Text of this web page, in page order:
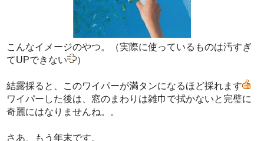
こんなイメージのやつ。（実際に使っているものは汚すぎ
てUPできない
）
結露採ると、このワイパーが満タンになるほど採れます
ワイパーした後は、窓のまわりは雑巾で拭かないと完璧に
奇麗にはなりませんね。。
さあ、もう年末です。